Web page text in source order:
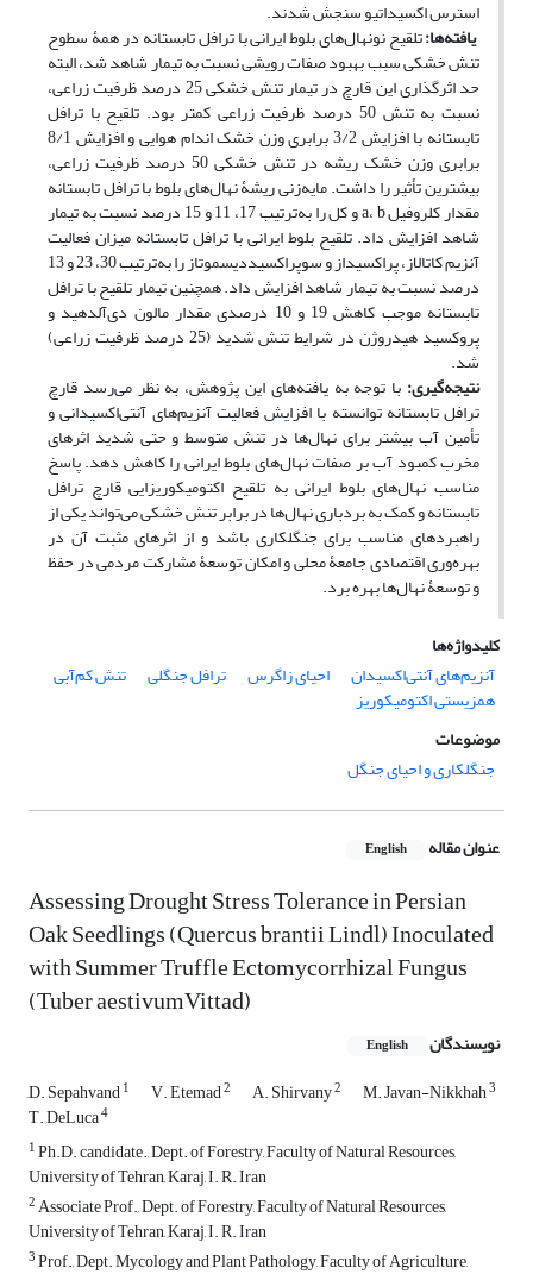
استرس اکسیداتیو سنجش شدند.
یافته‌ها:تلقیح نونهال‌های بلوط ایرانی با ترافل تابستانه در همۀ سطوح
تنش خشکی سبب بهبود صفات رویشی نسبت به تیمار شاهد شد، البته
حد اثرگذاری این قارچ در تیمار تنش خشکی 25 درصد ظرفیت زراعی،
نسبت به تنش 50 درصد ظرفیت زراعی کمتر بود. تلقیح با ترافل
تابستانه با افزایش 3/2 برابری وزن خشک اندام هوایی و افزایش 8/1
برابری وزن خشک ریشه در تنش خشکی 50 درصد ظرفیت زراعی،
بیشترین تأثیر را داشت. مایه‌زنی ریشۀ نهال‌های بلوط با ترافل تابستانه
مقدار کلروفیل a، b و کل را به‌ترتیب 17، 11 و 15 درصد نسبت به تیمار
شاهد افزایش داد. تلقیح بلوط ایرانی با ترافل تابستانه میزان فعالیت
آنزیم کاتالاز، پراکسیداز و سوپراکسیددیسموتاز را به‌ترتیب 30، 23 و 13
درصد نسبت به تیمار شاهد افزایش داد. همچنین تیمار تلقیح با ترافل
تابستانه موجب کاهش 19 و 10 درصدی مقدار مالون دی‌آلدهید و
پروکسید هیدروژن در شرایط تنش شدید (25 درصد ظرفیت ‌زراعی)
شد.
نتیجه‌گیری: با توجه ‌به یافته‌های این پژوهش، به نظر می‌رسد قارچ
ترافل تابستانه توانسته با افزایش فعالیت آنزیم‌های آنتی‌اکسیدانی و
تأمین آب بیشتر برای نهال‌ها در تنش متوسط و حتی شدید اثرهای
مخرب کمبود آب بر صفات نهال‌های بلوط ایرانی را کاهش دهد. پاسخ
مناسب نهال‌های بلوط ایرانی به تلقیح اکتومیکوریزایی قارچ ترافل
تابستانه و کمک به بردباری نهال‌ها در برابر تنش خشکی می‌تواند یکی از
راهبردهای مناسب برای جنگلکاری باشد و از اثرهای مثبت آن در
بهره‌وری اقتصادی جامعۀ محلی و امکان توسعۀ مشارکت مردمی در حفظ
و توسعۀ نهال‌ها بهره برد.
کلیدواژه‌ها
آنزیم‌های آنتی‌اکسیدان
احیای زاگرس ترافل‌ جنگلی تنش کم‌آبی
همزیستی اکتومیکوریز
موضوعات
جنگلکاری و احیای جنگل
عنوان مقاله English
Assessing Drought Stress Tolerance in Persian
Oak Seedlings (Quercus brantii Lindl) Inoculated
with Summer Truffle Ectomycorrhizal Fungus
(Tuber aestivumVittad)
نویسندگان English
ِD. Sepahvand1 V. Etemad2 A. Shirvany2 M. Javan-Nikkhah3
T. DeLuca4
1Ph.D. candidate., Dept. of Forestry, Faculty of Natural Resources,
University of Tehran, Karaj, I. R. Iran
2Associate Prof., Dept. of Forestry, Faculty of Natural Resources,
University of Tehran, Karaj, I. R. Iran
3Prof., Dept. Mycology and Plant Pathology, Faculty of Agriculture,